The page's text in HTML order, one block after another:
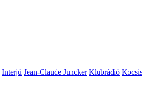
Interjú Jean-Claude Juncker Klubrádió